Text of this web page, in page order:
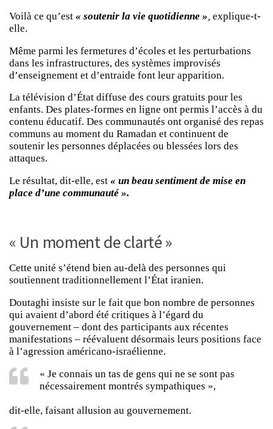
Voilà ce qu’est « soutenir la vie quotidienne » explique-t-
elle.
Même parmi les fermetures d’écoles et les perturbations
dans les infrastructures, des systèmes improvisés
d’enseignement et d’entraide font leur apparition.
La télévision d’État diffuse des cours gratuits pour les
enfants. Des plates-formes en ligne ont permis l’accès à du
contenu éducatif. Des communautés ont organisé des repas
communs au moment du Ramadan et continuent de
soutenir les personnes déplacées ou blessées lors des
attaques.
Le résultat, dit-elle, est « un beau sentiment de mise en
place d’une communauté ».
« Un moment de clarté »
Cette unité s’étend bien au-delà des personnes qui
soutiennent traditionnellement l’État iranien.
Doutaghi insiste sur le fait que bon nombre de personnes
qui avaient d’abord été critiques à l’égard du
gouvernement – dont des participants aux récentes
manifestations – réévaluent désormais leurs positions face
à l’agression américano-israélienne.
« Je connais un tas de gens qui ne se sont pas
nécessairement montrés sympathiques »,
dit-elle, faisant allusion au gouvernement.